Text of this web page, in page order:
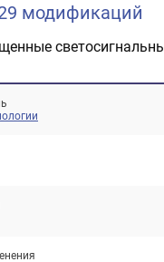
систем освещения
модификаций